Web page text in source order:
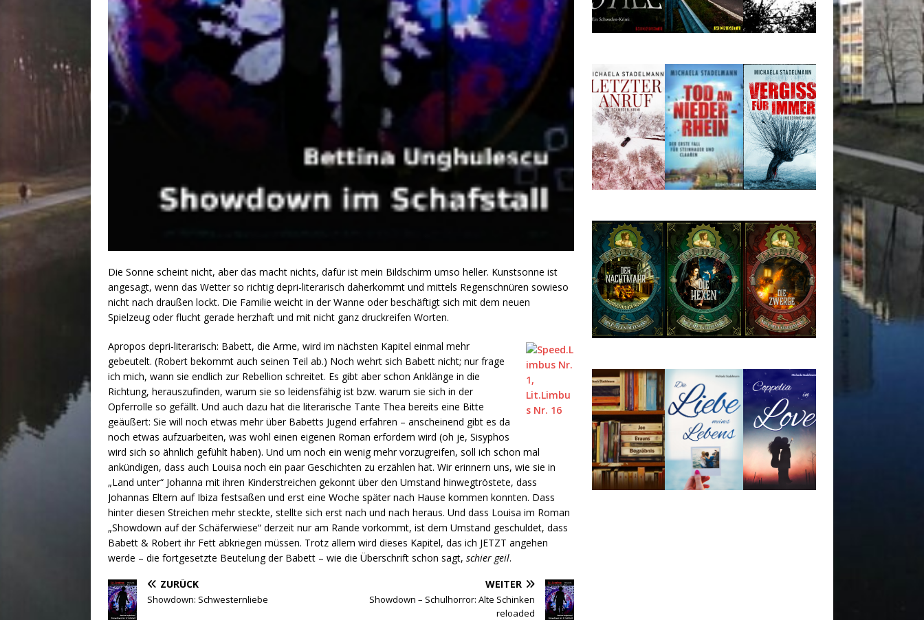
Die Sonne scheint nicht, aber das macht nichts, dafür ist mein Bildschirm umso heller. Kunstsonne ist
angesagt, wenn das Wetter so richtig depri-literarisch daherkommt und mittels Regenschnüren sowieso
nicht nach draußen lockt. Die Familie weicht in der Wanne oder beschäftigt sich mit dem neuen
Spielzeug oder flucht gerade herzhaft und mit nicht ganz druckreifen Worten.
Apropos depri-literarisch: Babett, die Arme, wird im nächsten Kapitel einmal mehr
gebeutelt. (Robert bekommt auch seinen Teil ab.) Noch wehrt sich Babett nicht; nur frage
ich mich, wann sie endlich zur Rebellion schreitet. Es gibt aber schon Anklänge in die
Richtung, herauszufinden, warum sie so leidensfähig ist bzw. warum sie sich in der
Opferrolle so gefällt. Und auch dazu hat die literarische Tante Thea bereits eine Bitte
geäußert: Sie will noch etwas mehr über Babetts Jugend erfahren – anscheinend gibt es da
noch etwas aufzuarbeiten, was wohl einen eigenen Roman erfordern wird (oh je, Sisyphos
wird sich so ähnlich gefühlt haben). Und um noch ein wenig mehr vorzugreifen, soll ich schon mal
ankündigen, dass auch Louisa noch ein paar Geschichten zu erzählen hat. Wir erinnern uns, wie sie in
„Land unter“ Johanna mit ihren Kinderstreichen gekonnt über den Umstand hinwegtröstete, dass
Johannas Eltern auf Ibiza festsaßen und erst eine Woche später nach Hause kommen konnten. Dass
hinter diesen Streichen mehr steckte, stellte sich erst nach und nach heraus. Und dass Louisa im Roman
„Showdown auf der Schäferwiese“ derzeit nur am Rande vorkommt, ist dem Umstand geschuldet, dass
Babett & Robert ihr Fett abkriegen müssen. Trotz allem wird dieses Kapitel, das ich JETZT angehen
werde – die fortgesetzte Beutelung der Babett – wie die Überschrift schon sagt, schier geil.
ZURÜCK
Showdown: Schwesternliebe
WEITER
Showdown – Schulhorror: Alte Schinken
reloaded